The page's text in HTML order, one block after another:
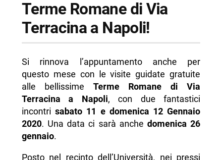
Terme Romane di Via
Terracina a Napoli!
Si rinnova l’appuntamento anche per
questo mese con le visite guidate gratuite
alle bellissime Terme Romane di Via
Terracina a Napoli, con due fantastici
incontrisabato 11 e domenica 12 Gennaio
2020. Una data ci sarà anche domenica 26
gennaio.
Posto nel recinto dell’Università, nei pressi